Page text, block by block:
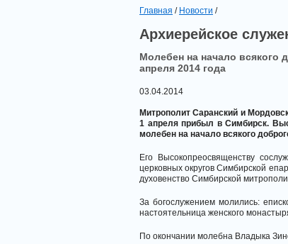
Главная / Новости /
Архиерейское
Молебен на начало всякого
апреля 2014 года
03.04.2014
Митрополит Саранский и
1 апреля прибыл в Симбирск.
молебен на начало всякого
Его Высокопреосвященству
церковных округов Симбирской
духовенство Симбирской
За богослужением молились:
настоятельница женского
По окончании молебна Владыка